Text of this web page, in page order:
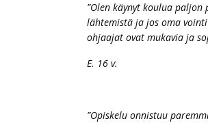
”Olen käynyt koulua
lähtemistä ja jos oma
ohjaajat ovat mukavia ja
E. 16 v.
”Opiskelu onnistuu